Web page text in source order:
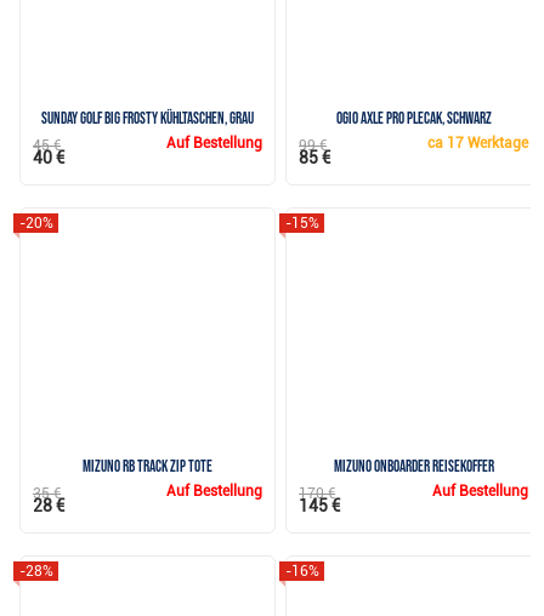
Sunday Golf Big Frosty Kühltaschen, grau
Auf Bestellung
45 €
40 €
Ogio Axle Pro plecak, schwarz
ca 17 Werktage
99 €
85 €
Mizuno RB Track Zip Tote
-20%
Auf Bestellung
35 €
28 €
Mizuno Onboarder Reisekoffer
-15%
Auf Bestellung
170 €
145 €
-28% -16%